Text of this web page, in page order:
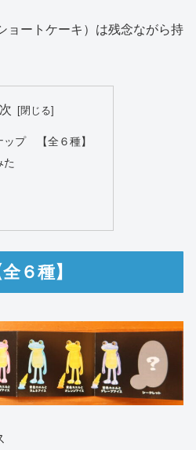
ョートケーキ）は残念ながら持
ップ 【全６種】
た
６種】